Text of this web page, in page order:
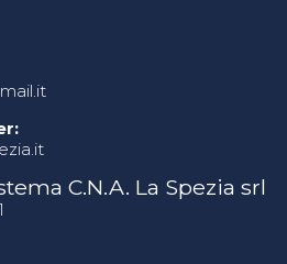
C.N.A. La Spezia srl